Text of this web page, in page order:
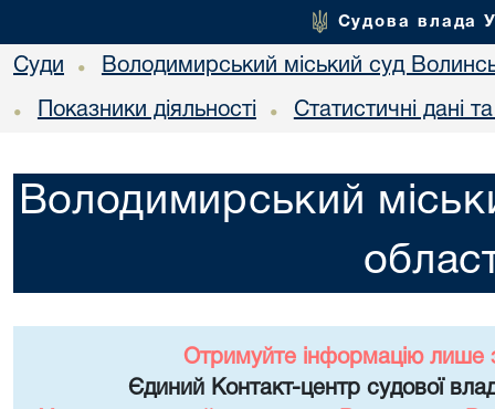
Судова влада
Суди • Володимирський міський суд
• Показники діяльності • Статистичні дані
Володимирський
Отримуйте інформацію лише
Єдиний Контакт-центр судової